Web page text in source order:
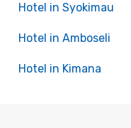
Hotel in Syokimau
Hotel in Amboseli
Hotel in Kimana